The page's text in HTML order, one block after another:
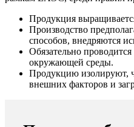
Продукция
Производство
способов, внедряются
Обязательно
окружающей среды.
Продукцию изолируют,
внешних факторов и